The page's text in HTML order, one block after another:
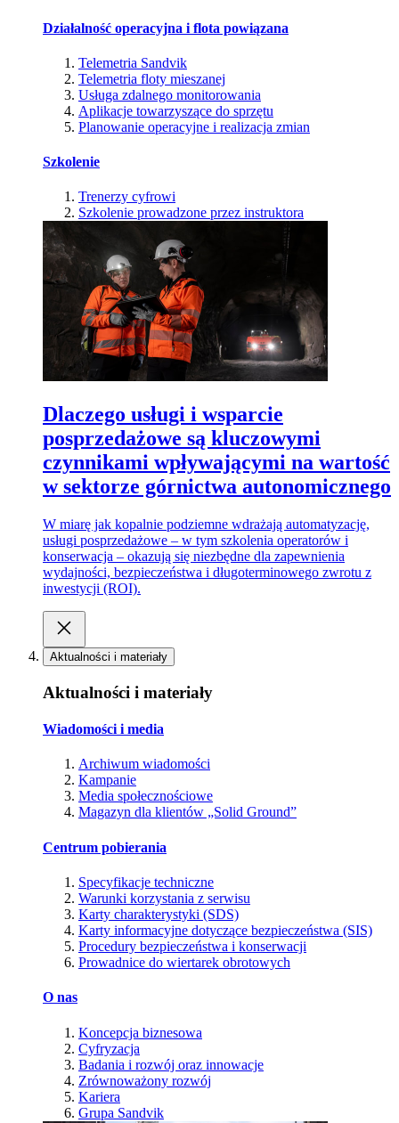
Działalność operacyjna i flota powiązana
Telemetria Sandvik
Telemetria floty mieszanej
Usługa zdalnego monitorowania
Aplikacje towarzyszące do sprzętu
Planowanie operacyjne i realizacja zmian
Szkolenie
Trenerzy cyfrowi
Szkolenie prowadzone przez instruktora
Dlaczego usługi i wsparcie
posprzedażowe są kluczowymi
czynnikami wpływającymi na wartość
w sektorze górnictwa autonomicznego
W miarę jak kopalnie podziemne wdrażają automatyzację,
usługi posprzedażowe – w tym szkolenia operatorów i
konserwacja – okazują się niezbędne dla zapewnienia
wydajności, bezpieczeństwa i długoterminowego zwrotu z
inwestycji (ROI).
Aktualności i materiały
Aktualności i materiały
Wiadomości i media
Archiwum wiadomości
Kampanie
Media społecznościowe
Magazyn dla klientów „Solid Ground”
Centrum pobierania
Specyfikacje techniczne
Warunki korzystania z serwisu
Karty charakterystyki (SDS)
Karty informacyjne dotyczące bezpieczeństwa (SIS)
Procedury bezpieczeństwa i konserwacji
Prowadnice do wiertarek obrotowych
O nas
Koncepcja biznesowa
Cyfryzacja
Badania i rozwój oraz innowacje
Zrównoważony rozwój
Kariera
Grupa Sandvik